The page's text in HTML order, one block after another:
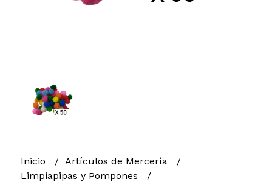
Inicio
Artículos de Mercería
Limpiapipas y Pompones